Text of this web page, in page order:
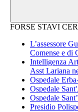
FORSE STAVI
L’assessore
Comense e di
Intelligenza
Asst Lariana
Ospedale
Ospedale
Ospedale
Presidio